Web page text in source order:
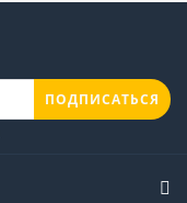
ПОДПИСАТЬСЯ